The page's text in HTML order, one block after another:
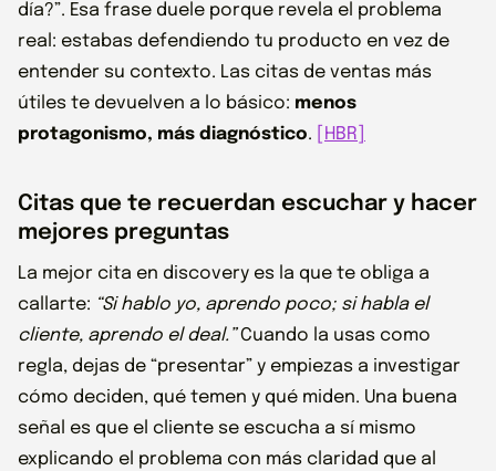
día?”. Esa frase duele porque revela el problema
real: estabas defendiendo tu producto en vez de
entender su contexto. Las citas de ventas más
útiles te devuelven a lo básico: menos
protagonismo, más diagnóstico. [HBR]
Citas que te recuerdan escuchar y hacer
mejores preguntas
La mejor cita en discovery es la que te obliga a
callarte: “Si hablo yo, aprendo poco; si habla el
cliente, aprendo el deal.”Cuando la usas como
regla, dejas de “presentar” y empiezas a investigar
cómo deciden, qué temen y qué miden. Una buena
señal es que el cliente se escucha a sí mismo
explicando el problema con más claridad que al